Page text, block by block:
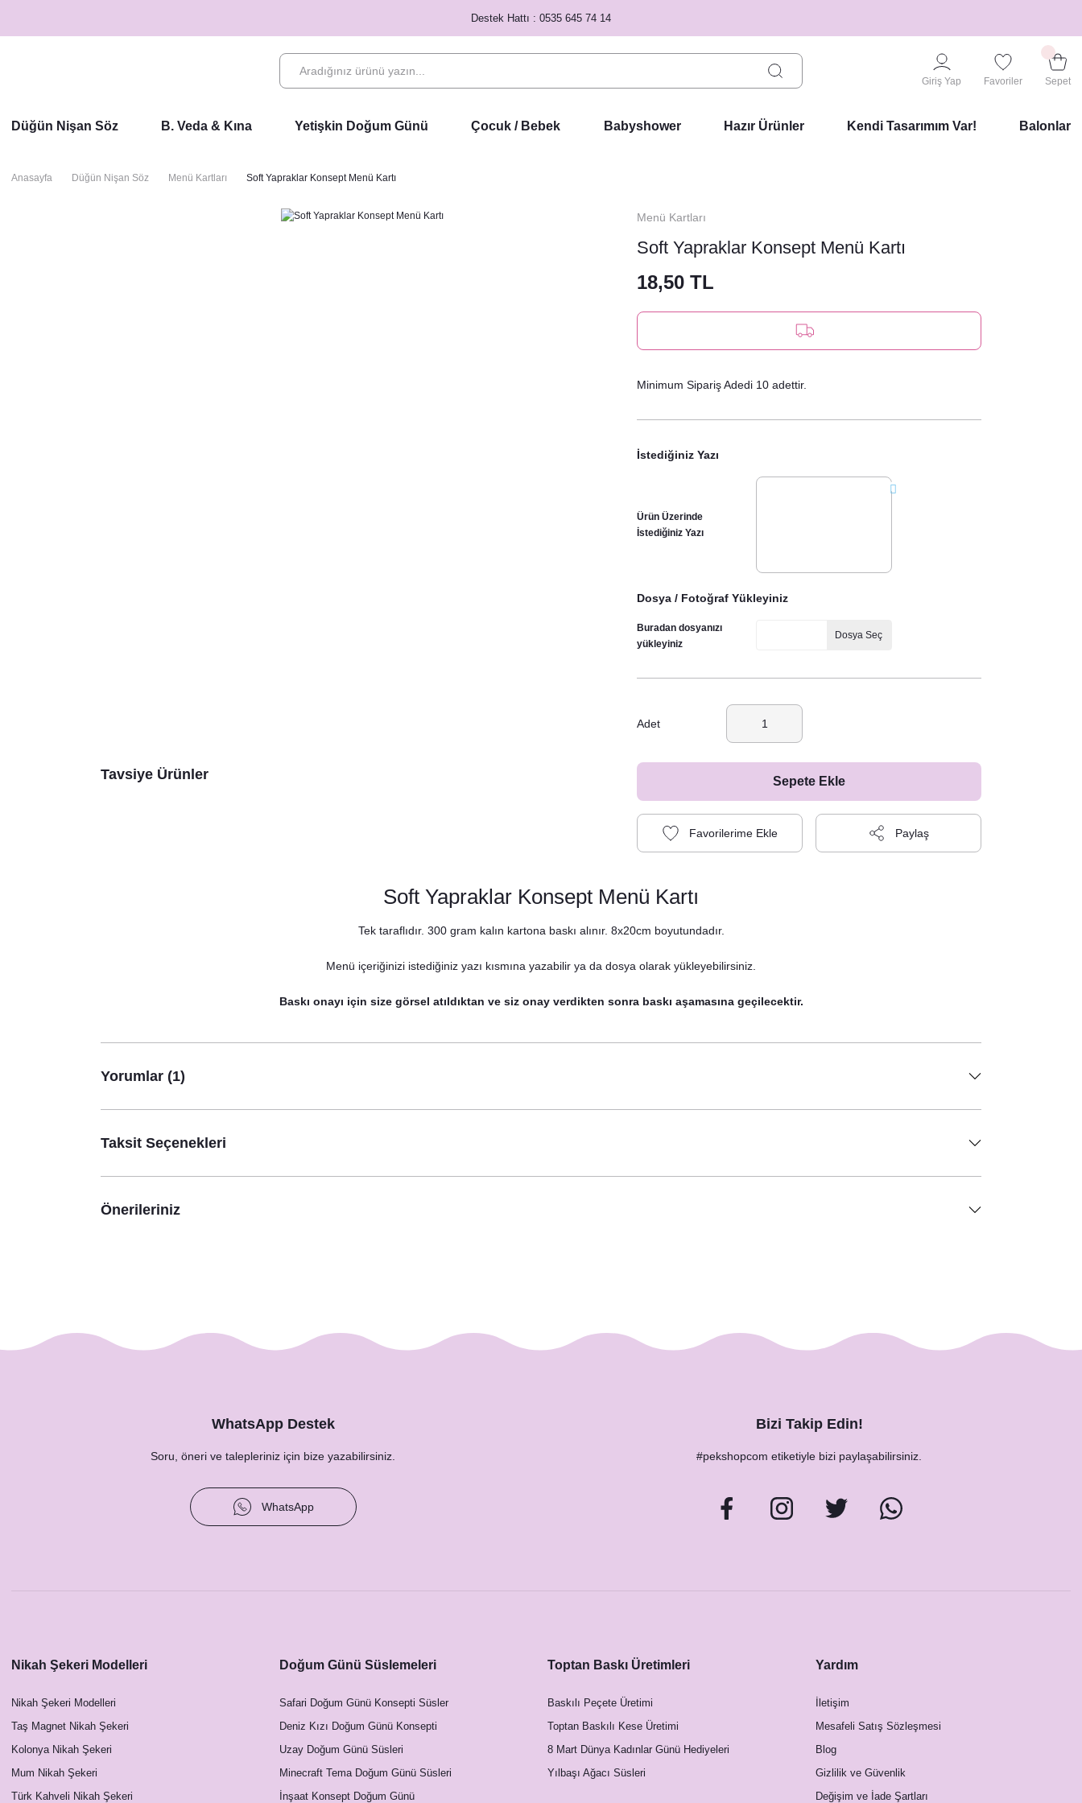
Destek Hattı : 0535 645 74 14
Giriş Yap Favoriler Sepet
Düğün Nişan Söz B. Veda & Kına Yetişkin Doğum Günü Çocuk / Bebek Babyshower Hazır Ürünler Kendi Tasarımım Var! Balonlar
Anasayfa Düğün Nişan Söz Menü Kartları Soft Yapraklar Konsept Menü Kartı
Tavsiye Ürünler
890,00 TL
Soft Yapraklar Teşekkür Ederiz Konsept Peçete
Soft Yapraklar Konsept Hashtag / Masa Üstü İsim Kartları
Menü Kartları
Soft Yapraklar Konsept Menü Kartı
18,50 TL
Minimum Sipariş Adedi 10 adettir.
İstediğiniz Yazı
Ürün Üzerinde
İstediğiniz Yazı
Dosya / Fotoğraf Yükleyiniz
Buradan dosyanızı
yükleyiniz
Dosya Seç
Adet
Sepete Ekle
Paylaş
Soft Yapraklar Konsept Menü Kartı
Tek taraflıdır. 300 gram kalın kartona baskı alınır. 8x20cm boyutundadır.
Menü içeriğinizi istediğiniz yazı kısmına yazabilir ya da dosya olarak yükleyebilirsiniz.
Baskı onayı için size görsel atıldıktan ve siz onay verdikten sonra baskı aşamasına geçilecektir.
Yorumlar (1)
Taksit Seçenekleri
Önerileriniz
WhatsApp Destek
Soru, öneri ve talepleriniz için bize yazabilirsiniz.
WhatsApp
Bizi Takip Edin!
#pekshopcom etiketiyle bizi paylaşabilirsiniz.
Nikah Şekeri Modelleri
Nikah Şekeri Modelleri
Taş Magnet Nikah Şekeri
Kolonya Nikah Şekeri
Mum Nikah Şekeri
Türk Kahveli Nikah Şekeri
Doğum Günü Süslemeleri
Safari Doğum Günü Konsepti Süsler
Deniz Kızı Doğum Günü Konsepti
Uzay Doğum Günü Süsleri
Minecraft Tema Doğum Günü Süsleri
İnşaat Konsept Doğum Günü
Toptan Baskı Üretimleri
Baskılı Peçete Üretimi
Toptan Baskılı Kese Üretimi
8 Mart Dünya Kadınlar Günü Hediyeleri
Yılbaşı Ağacı Süsleri
Yardım
İletişim
Mesafeli Satış Sözleşmesi
Blog
Gizlilik ve Güvenlik
Değişim ve İade Şartları